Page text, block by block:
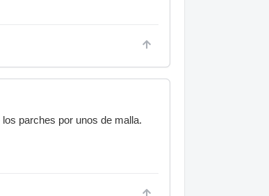
parches por unos de malla.